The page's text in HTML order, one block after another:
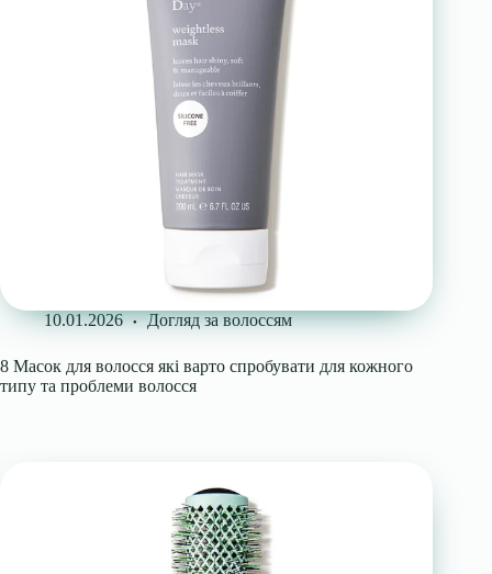
10.01.2026 Догляд за волоссям
8 Масок для волосся які варто спробувати для кожного
типу та проблеми волосся